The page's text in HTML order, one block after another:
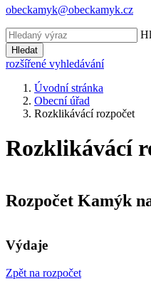
obeckamyk@obeckamyk.cz
Hledat
rozšířené vyhledávání
Úvodní stránka
Obecní úřad
Rozklikávácí rozpočet
Rozklikávácí
Rozpočet Kamýk
Výdaje
Zpět na rozpočet